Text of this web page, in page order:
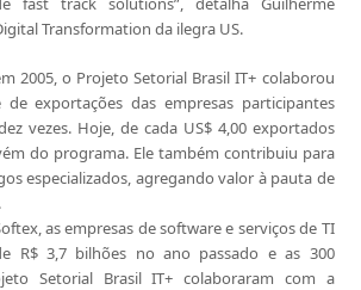
Transformation da ilegra US.
2005, o Projeto Setorial Brasil IT+ colaborou
exportações das empresas participantes
vezes. Hoje, de cada US$ 4,00 exportados
do programa. Ele também contribuiu para
especializados, agregando valor à pauta de
as empresas de software e serviços de TI
R$ 3,7 bilhões no ano passado e as 300
Setorial Brasil IT+ colaboraram com a